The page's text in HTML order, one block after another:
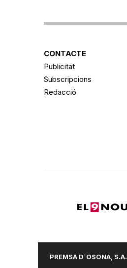
CONTACTE
Publicitat
Subscripcions
Redacció
PREMSA D´OSONA, S.A.